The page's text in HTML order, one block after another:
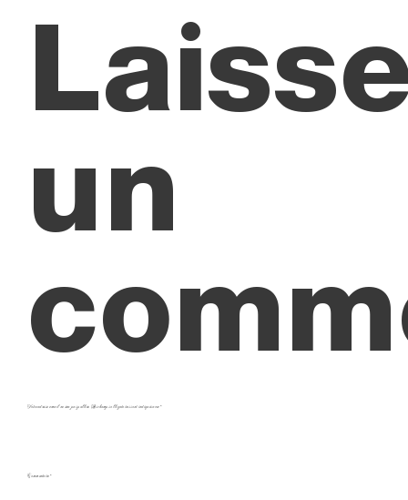
un
Votre adresse e-mail ne sera pas publiée. Les champs obligatoires sont indiqués avec*
Commentaire*